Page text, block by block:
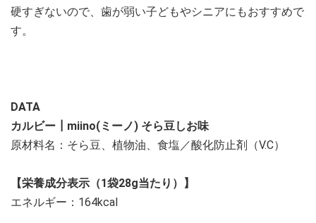
硬すぎないので、歯が弱い子どもやシニアにもおすすめで
す。
DATA
カルビー┃miino(ミーノ) そら豆しお味
原材料名：そら豆、植物油、食塩／酸化防止剤（V.C）
【栄養成分表示（1袋28g当たり）】
エネルギー：164kcal